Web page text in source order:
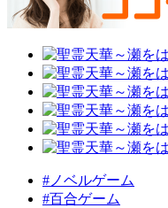
#ノベルゲーム
#百合ゲーム